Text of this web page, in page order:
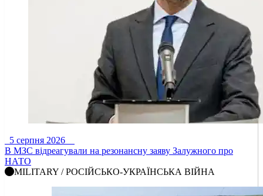
5 серпня 2026
В МЗС відреагували на резонансну заяву Залужного про
НАТО
MILITARY / РОСІЙСЬКО-УКРАЇНСЬКА ВІЙНА